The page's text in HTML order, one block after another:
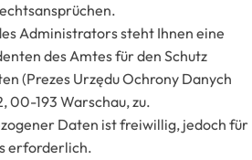
Administrators steht Ihnen eine
des Amtes für den Schutz
(Prezes Urzędu Ochrony Danych
00-193 Warschau, zu.
Daten ist freiwillig, jedoch für
erforderlich.